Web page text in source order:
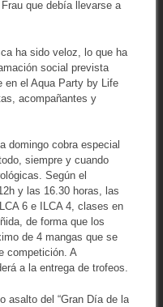
que debía llevarse a
ha sido veloz, lo que ha
social prevista
en el Aqua Party by Life
acompañantes y
domingo cobra especial
siempre y cuando
Según el
y las 16.30 horas, las
6 e ILCA 4, clases en
de forma que los
de 4 mangas que se
competición. A
a la entrega de trofeos.
asalto del “Gran Día de la